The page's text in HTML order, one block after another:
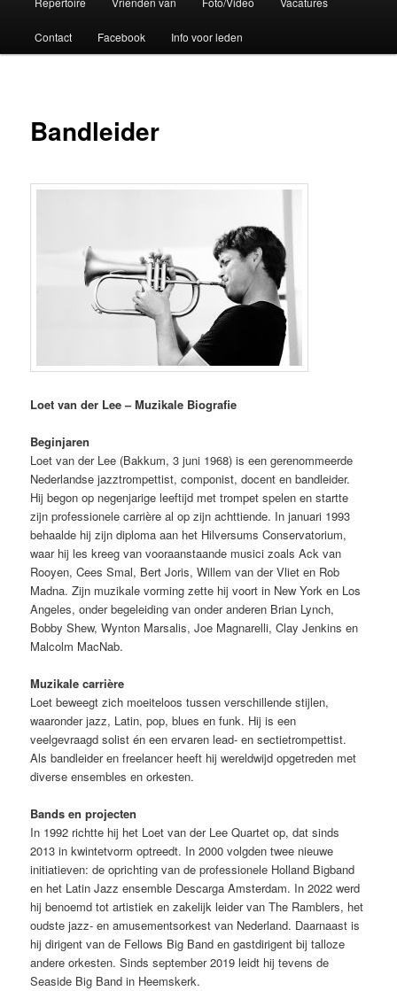
Contact Facebook Info voor leden
Bandleider
Loet van der Lee – Muzikale Biografie
Beginjaren
Loet van der Lee (Bakkum, 3 juni 1968) is een gerenommeerde
Nederlandse jazztrompettist, componist, docent en bandleider.
Hij begon op negenjarige leeftijd met trompet spelen en startte
zijn professionele carrière al op zijn achttiende. In januari 1993
behaalde hij zijn diploma aan het Hilversums Conservatorium,
waar hij les kreeg van vooraanstaande musici zoals Ack van
Rooyen, Cees Smal, Bert Joris, Willem van der Vliet en Rob
Madna. Zijn muzikale vorming zette hij voort in New York en Los
Angeles, onder begeleiding van onder anderen Brian Lynch,
Bobby Shew, Wynton Marsalis, Joe Magnarelli, Clay Jenkins en
Malcolm MacNab.
Muzikale carrière
Loet beweegt zich moeiteloos tussen verschillende stijlen,
waaronder jazz, Latin, pop, blues en funk. Hij is een
veelgevraagd solist én een ervaren lead- en sectietrompettist.
Als bandleider en freelancer heeft hij wereldwijd opgetreden met
diverse ensembles en orkesten.
Bands en projecten
In 1992 richtte hij het Loet van der Lee Quartet op, dat sinds
2013 in kwintetvorm optreedt. In 2000 volgden twee nieuwe
initiatieven: de oprichting van de professionele Holland Bigband
en het Latin Jazz ensemble Descarga Amsterdam. In 2022 werd
hij benoemd tot artistiek en zakelijk leider van The Ramblers, het
oudste jazz- en amusementsorkest van Nederland. Daarnaast is
hij dirigent van de Fellows Big Band en gastdirigent bij talloze
andere orkesten. Sinds september 2019 leidt hij tevens de
Seaside Big Band in Heemskerk.